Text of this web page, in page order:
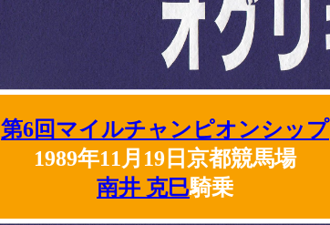
第6回マイルチャンピオンシップ
1989年11月19日京都競馬場
南井 克巳騎乗